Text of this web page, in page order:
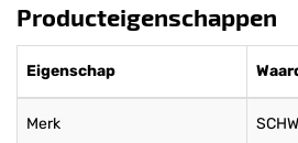
Producteigenschappen
Eigenschap
Merk